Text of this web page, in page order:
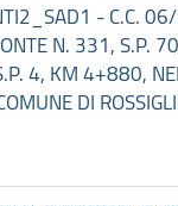
- C.C. 06/
N. 331, S.P.
4, KM 4+880,
DI